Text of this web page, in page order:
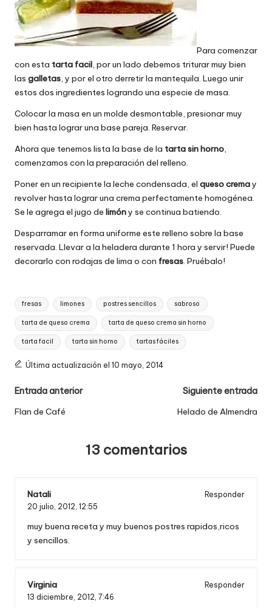
Para comenzar
con esta tarta facil, por un lado debemos triturar muy bien
las galletas, y por el otro derretir la mantequila. Luego unir
estos dos ingredientes logrando una especie de masa.
Colocar la masa en un molde desmontable, presionar muy
bien hasta lograr una base pareja. Reservar.
Ahora que tenemos lista la base de la tarta sin horno,
comenzamos con la preparación del relleno.
Poner en un recipiente la leche condensada, el queso cremay
revolver hasta lograr una crema perfectamente homogénea.
Se le agrega el jugo de limóny se continua batiendo.
Desparramar en forma uniforme este relleno sobre la base
reservada. Llevar a la heladera durante 1 hora y servir! Puede
decorarlo con rodajas de lima o con fresas. Pruébalo!
Etiquetas:
fresas limones postres sencillos sabroso
tarta de queso crema tarta de queso crema sin horno
tarta facil tarta sin horno tartas fáciles
Última actualización el 10 mayo, 2014
Navegación
de
Entrada anterior
Flan de Café
Siguiente entrada
Helado de Almendra
13 comentarios
Natali
Responder
20 julio, 2012, 12:55
muy buena receta y muy buenos postres rapidos,ricos
y sencillos.
Virginia
Responder
13 diciembre, 2012, 7:46